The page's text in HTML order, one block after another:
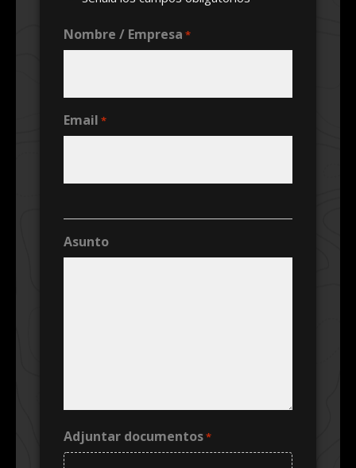
Nombre / Empresa *
Email *
Asunto
Adjuntar documentos*